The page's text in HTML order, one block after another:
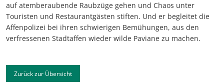
auf atemberaubende Raubzüge gehen und Chaos unter
Touristen und Restaurantgästen stiften. Und er begleitet die
Affenpolizei bei ihren schwierigen Bemühungen, aus den
verfressenen Stadtaffen wieder wilde Paviane zu machen.
Zurück zur Übersicht